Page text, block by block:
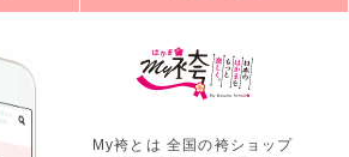
My袴とは 全国の袴ショップ